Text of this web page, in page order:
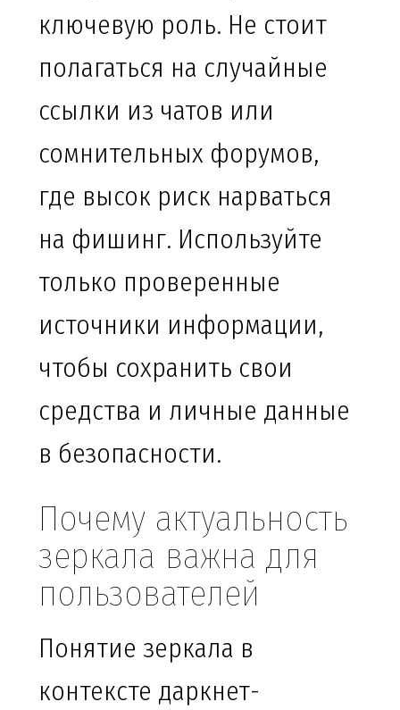
ключевую роль. Не стоит
полагаться на случайные
ссылки из чатов или
сомнительных форумов,
где высок риск нарваться
на фишинг. Используйте
только проверенные
источники информации,
чтобы сохранить свои
средства и личные данные
в безопасности.
Почему актуальность
зеркала важна для
пользователей
Понятие зеркала в
контексте даркнет-